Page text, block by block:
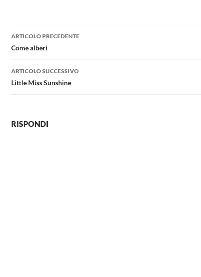
Navigazione
articolo
ARTICOLO PRECEDENTE
Come alberi
ARTICOLO SUCCESSIVO
Little Miss Sunshine
RISPONDI